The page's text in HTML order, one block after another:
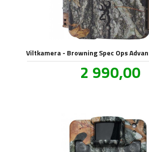
Tilbud
2 990,00mva.